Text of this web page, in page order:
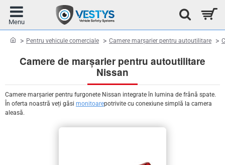
Camere de marșarier pentru autoutilitare
Nissan
homePentru vehicule comerciale Camere marșarier pentru autoutilitare
Camere marșarier pentru furgonete Nissan integrate în lumina de frână spate.
În oferta noastră veți găsi monitoarepotrivite cu conexiune simplă la camera
aleasă.